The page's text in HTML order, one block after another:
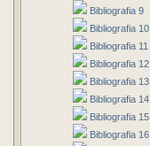
Bibliografia 9
Bibliografia 10
Bibliografia 11
Bibliografia 12
Bibliografia 13
Bibliografia 14
Bibliografia 15
Bibliografia 16